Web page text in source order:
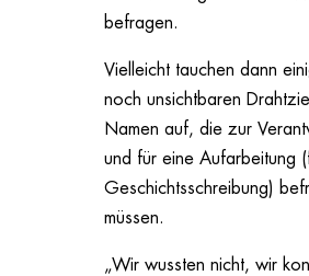
befragen.
Vielleicht tauchen dann
noch unsichtbaren
Namen auf, die zur
und für eine Aufarbeitung
Geschichtsschreibung)
müssen.
„Wir wussten nicht, wir